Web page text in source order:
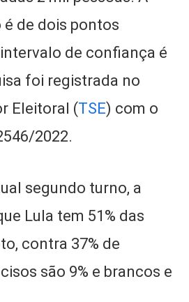
de dois pontos
de confiança é
foi registrada no
Eleitoral (TSE) com o
2022.
segundo turno, a
Lula tem 51% das
contra 37% de
são 9% e brancos e